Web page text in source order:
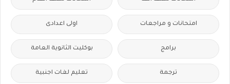
امتحانات و مراجعات اولى اعدادى
برامج بوكليت الثانوية العامة
ترجمة تعليم لغات اجنبية